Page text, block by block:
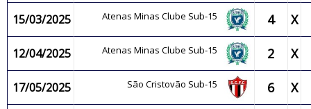
15/03/2025 Atenas Minas Clube Sub-15 4 X
12/04/2025 Atenas Minas Clube Sub-15 2 X
17/05/2025 São Cristovão Sub-15 6 X